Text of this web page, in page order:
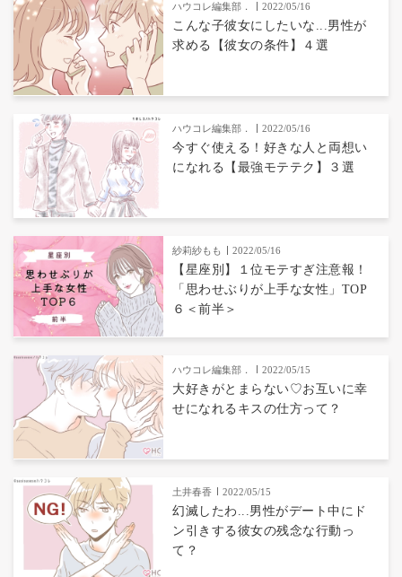
ハウコレ編集部． 2022/05/16
こんな子彼女にしたいな...男性が
求める【彼女の条件】４選
ハウコレ編集部． 2022/05/16
今すぐ使える！好きな人と両想い
になれる【最強モテテク】３選
紗莉紗もも 2022/05/16
【星座別】１位モテすぎ注意報！
「思わせぶりが上手な女性」TOP
６＜前半＞
ハウコレ編集部． 2022/05/15
大好きがとまらない♡お互いに幸
せになれるキスの仕方って？
土井春香 2022/05/15
幻滅したわ...男性がデート中にド
ン引きする彼女の残念な行動っ
て？